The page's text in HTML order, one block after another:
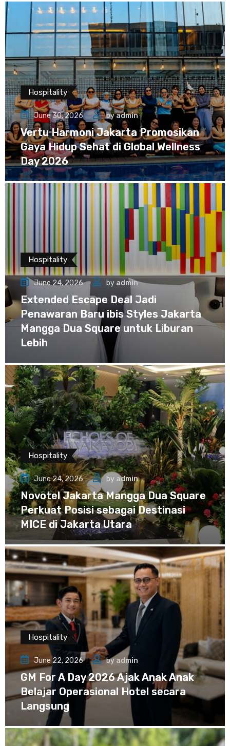
Hospitality
June 30, 2026 byadmin
Vertu Harmoni Jakarta Promosikan
Gaya Hidup Sehat di Global Wellness
Day 2026
Hospitality
June 24, 2026 by admin
Extended Escape Deal Jadi
Penawaran Baru ibis Styles Jakarta
Mangga Dua Square untuk Liburan
Lebih
Hospitality
June 24, 2026 by admin
Novotel Jakarta Mangga Dua Square
Perkuat Posisi sebagai Destinasi
MICE di Jakarta Utara
Hospitality
June 22, 2026 by admin
GM For A Day 2026 Ajak Anak Anak
Belajar Operasional Hotel secara
Langsung